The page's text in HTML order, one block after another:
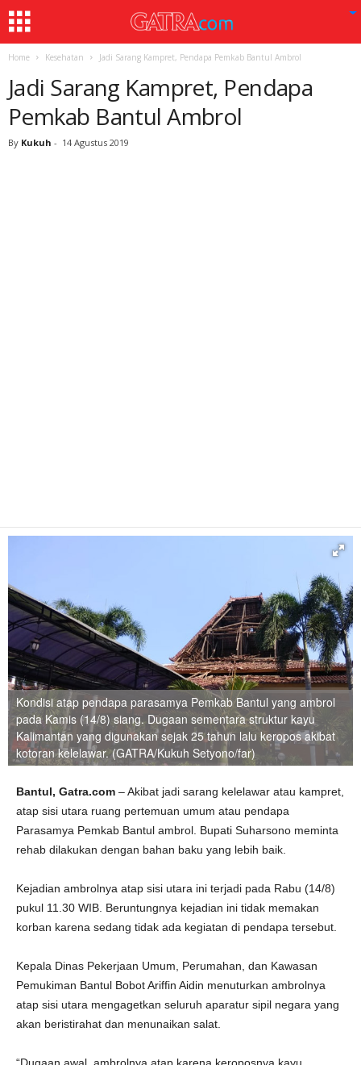
Home Kesehatan Jadi Sarang Kampret, Pendapa Pemkab Bantul Ambrol
Jadi Sarang Kampret, Pendapa
Pemkab Bantul Ambrol
By Kukuh - 14 Agustus 2019
Kondisi atap pendapa parasamya Pemkab Bantul yang ambrol
pada Kamis (14/8) siang. Dugaan sementara struktur kayu
Kalimantan yang digunakan sejak 25 tahun lalu keropos akibat
kotoran kelelawar. (GATRA/Kukuh Setyono/far)
Bantul, Gatra.com – Akibat jadi sarang kelelawar atau kampret,
atap sisi utara ruang pertemuan umum atau pendapa
Parasamya Pemkab Bantul ambrol. Bupati Suharsono meminta
rehab dilakukan dengan bahan baku yang lebih baik.
Kejadian ambrolnya atap sisi utara ini terjadi pada Rabu (14/8)
pukul 11.30 WIB. Beruntungnya kejadian ini tidak memakan
korban karena sedang tidak ada kegiatan di pendapa tersebut.
Kepala Dinas Pekerjaan Umum, Perumahan, dan Kawasan
Pemukiman Bantul Bobot Ariffin Aidin menuturkan ambrolnya
atap sisi utara mengagetkan seluruh aparatur sipil negara yang
akan beristirahat dan menunaikan salat.